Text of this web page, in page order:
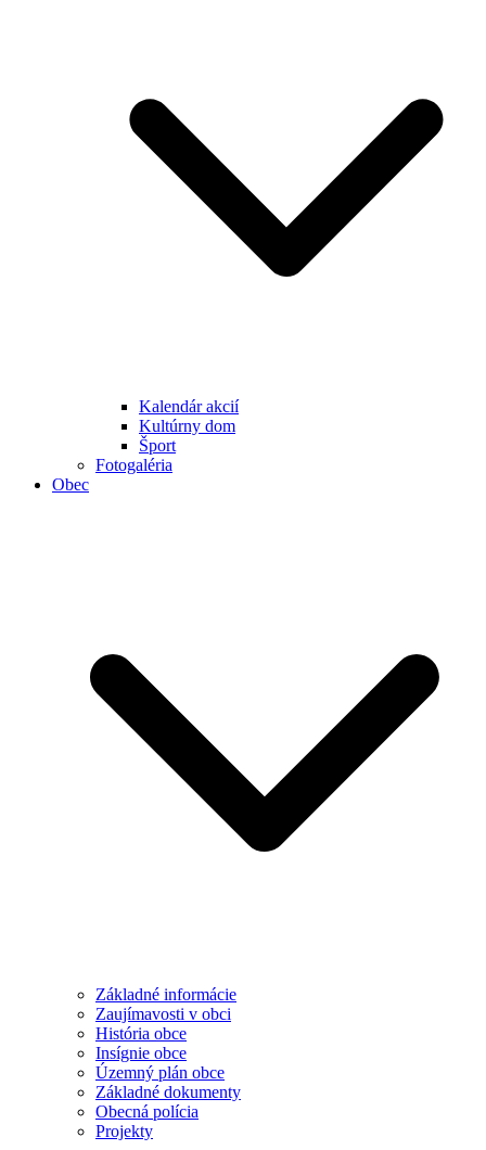
Kalendár akcií
Kultúrny dom
Šport
Fotogaléria
Obec
Základné informácie
Zaujímavosti v obci
História obce
Insígnie obce
Územný plán obce
Základné dokumenty
Obecná polícia
Projekty